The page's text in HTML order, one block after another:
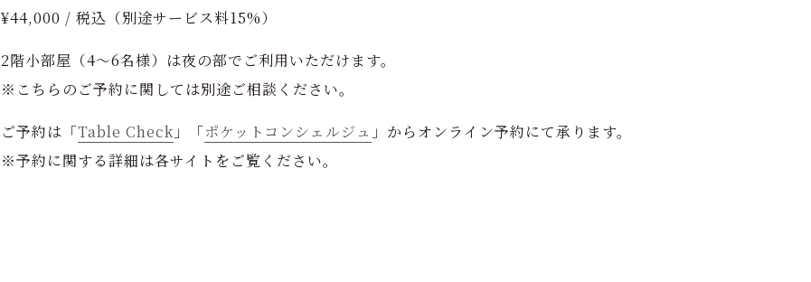
¥44,000 / 税込（別途サービス料15%）
2階小部屋（4～6名様）は夜の部でご利用いただけます。
※こちらのご予約に関しては別途ご相談ください。
ご予約は「Table Check 」「ポケットコンシェルジュ 」からオンライン予約にて承ります。
※予約に関する詳細は各サイトをご覧ください。